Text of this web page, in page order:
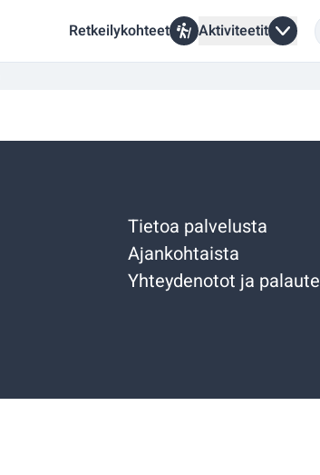
Retkeilykohteet Aktiviteetit
Tietoa palvelusta
Ajankohtaista
Yhteydenotot ja palaute